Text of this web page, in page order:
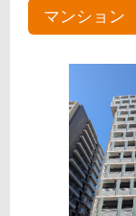
マンション